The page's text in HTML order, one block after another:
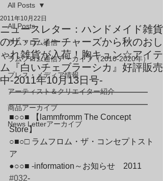
All Posts
ラムフロム通信
ラムフロム通信アーカイブ（2010-2020年）
プレス・メディア情報
アーティスト＆クリエイター紹介
商品アーカイブ
News Letterアーカイブ
All Posts
ニュースレター：ハンドメイド雑貨
のザ・ティーチャーズから秋のおし
ゃれ雑貨が入荷！胸キュン☆アイテ
ム『白いチェブラーシカ』好評販売
中-2011年10月13日号-
2011年10月22日
━━━━━━━━━━━━━━━━━
━━━━━━━━━━━━━━━━━
■○○■ 【lammfromm The Concept
Store】
○■○□ ラムフロム・ザ・コンセプトスト
ア
●○○■ -information～お知らせ　2011
#032-